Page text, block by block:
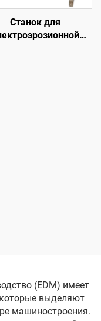
Станок для
(EDM) имеет
выделяют
машиностроения.